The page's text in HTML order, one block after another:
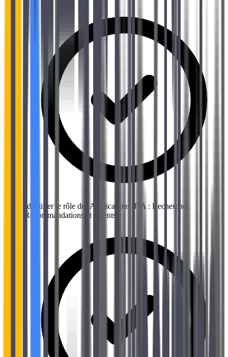
Identifier le rôle des Applications d'IA : Recherche,
Recommandations et Agents.